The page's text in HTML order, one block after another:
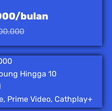
bulan
Hingga 10
Prime Video, Cathplay+